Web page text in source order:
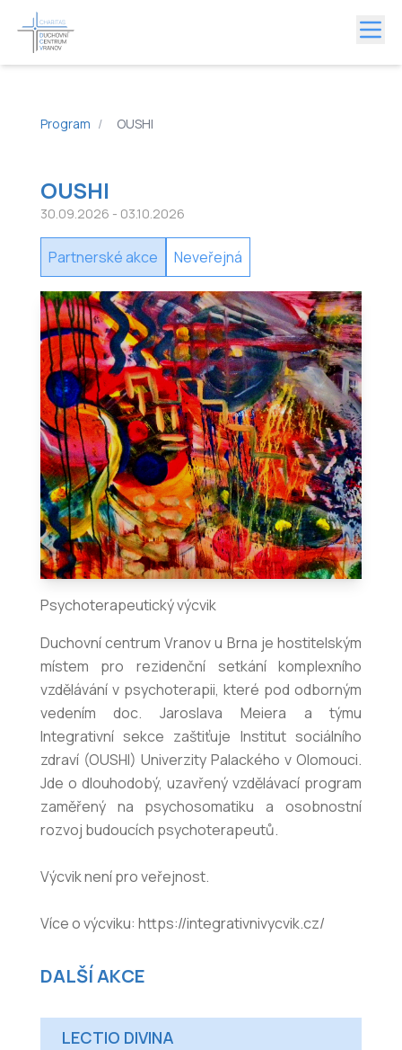
Program / OUSHI
OUSHI
30.09.2026 - 03.10.2026
Partnerské akce Neveřejná
Psychoterapeutický výcvik
Duchovní centrum Vranov u Brna je hostitelským
místem pro rezidenční setkání komplexního
vzdělávání v psychoterapii, které pod odborným
vedením doc. Jaroslava Meiera a týmu
Integrativní sekce zaštiťuje Institut sociálního
zdraví (OUSHI) Univerzity Palackého v Olomouci.
Jde o dlouhodobý, uzavřený vzdělávací program
zaměřený na psychosomatiku a osobnostní
rozvoj budoucích psychoterapeutů.
Výcvik není pro veřejnost.
Více o výcviku: https://integrativnivycvik.cz/
DALŠÍ AKCE
LECTIO DIVINA